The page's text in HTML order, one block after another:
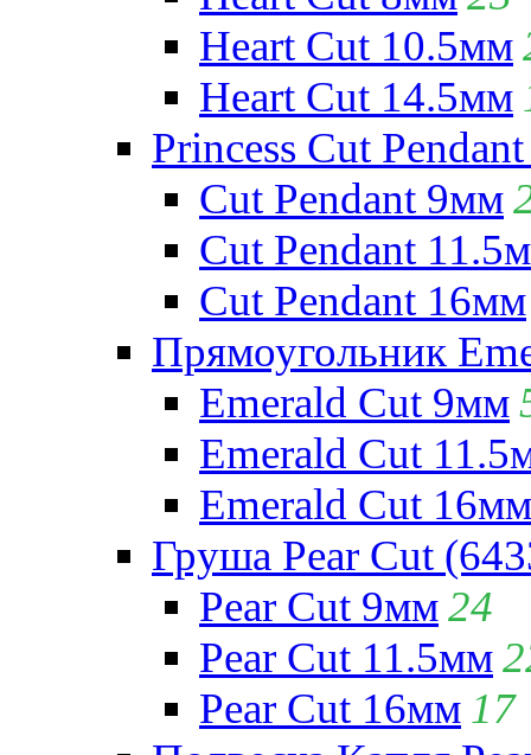
Heart Cut 10.5мм
Heart Cut 14.5мм
Princess Cut
Cut Pendant 9мм
Cut Pendant
Cut Pendant 16мм
Прямоугольник
Emerald Cut 9мм
Emerald Cut
Emerald Cut 16мм
Груша Pear Cut
Pear Cut 9мм24
Pear Cut 11.5мм
Pear Cut 16мм 17